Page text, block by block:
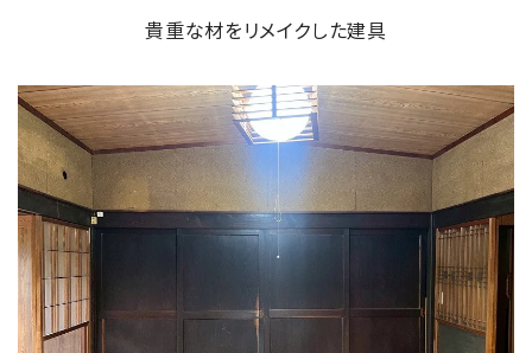
貴重な材をリメイクした建具